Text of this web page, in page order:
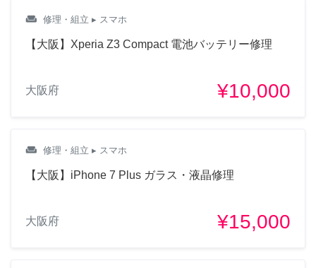
weekend 修理・組立 ▸ スマホ
【大阪】Xperia Z3 Compact 電池バッテリー修理
大阪府 ¥10,000
weekend 修理・組立 ▸ スマホ
【大阪】iPhone 7 Plus ガラス・液晶修理
大阪府 ¥15,000